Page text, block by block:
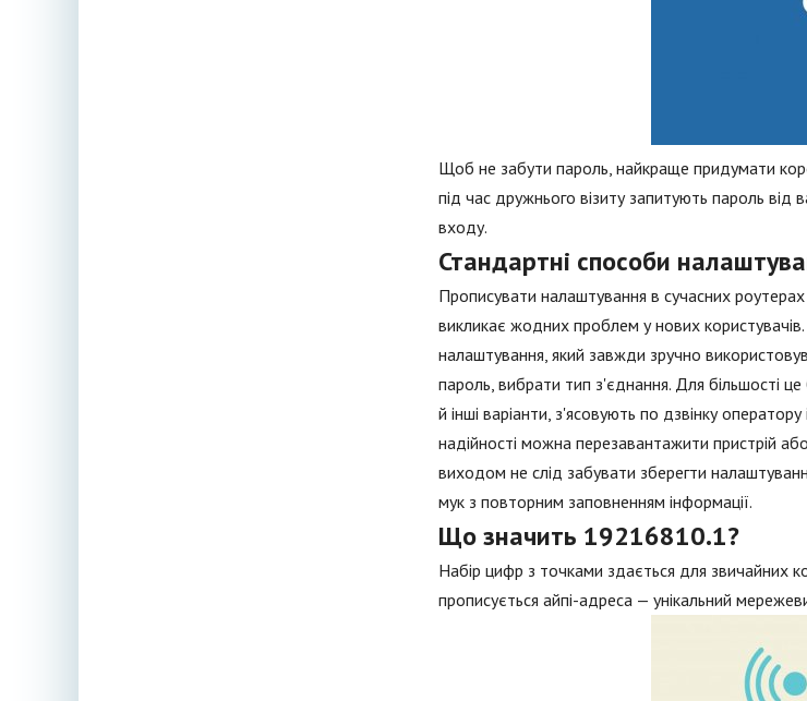
Щоб не забути пароль, найкраще придумати
під час дружнього візиту запитують пароль
входу.
Стандартні способи
Прописувати налаштування в сучасних роутерах
викликає жодних проблем у нових
налаштування, який завжди зручно
пароль, вибрати тип з'єднання. Для більшості
й інші варіанти, з'ясовують по дзвінку
надійності можна перезавантажити пристрій
виходом не слід забувати зберегти
мук з повторним заповненням інформації.
Що значить 19216810.1?
Набір цифр з точками здається для звичайних
прописується айпі-адреса — унікальний